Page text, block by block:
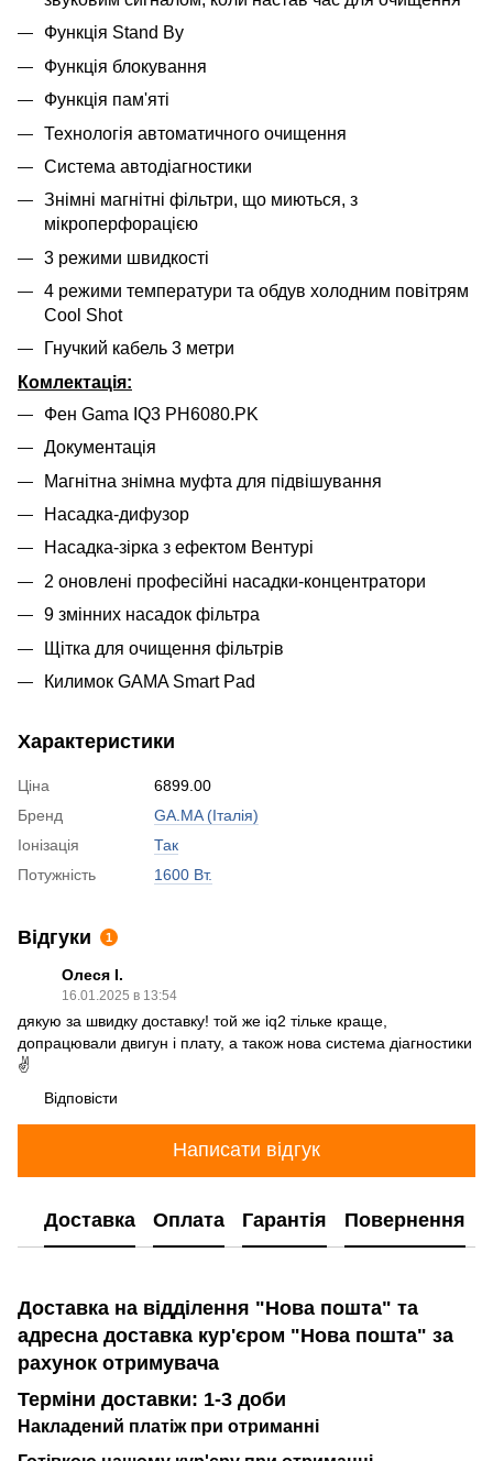
Функція Stand By
Функція блокування
Функція пам'яті
Технологія автоматичного очищення
Система автодіагностики
Знімні магнітні фільтри, що миються, з
мікроперфорацією
3 режими швидкості
4 режими температури та обдув холодним повітрям
Cool Shot
Гнучкий кабель 3 метри
Комлектація:
Фен Gama IQ3 PH6080.PK
Документація
Магнітна знімна муфта для підвішування
Насадка-дифузор
Насадка-зірка з ефектом Вентурі
2 оновлені професійні насадки-концентратори
9 змінних насадок фільтра
Щітка для очищення фільтрів
Килимок GAMA Smart Pad
Характеристики
Ціна
6899.00
Бренд
GA.MA (Італія)
Іонізація
Так
Потужність
1600 Вт.
Відгуки 1
Олеся І.
16.01.2025 в 13:54
дякую за швидку доставку! той же iq2 тільке краще,
допрацювали двигун і плату, а також нова система діагностики
✌
Відповісти
Написати відгук
Доставка Оплата Гарантія Повернення
Доставка на відділення "Нова пошта" та
адресна доставка кур'єром "Нова пошта" за
рахунок отримувача
Терміни доставки: 1-3 доби
Накладений платіж при отриманні